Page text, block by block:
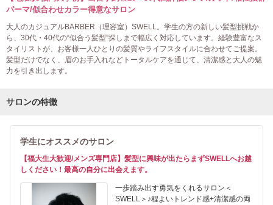
パーマ/似合わせカラー得意なサロン
大人のカジュアルBARBER（理容室）SWELL。学生の方の新しい髪型挑戦か
ら、30代・40代の“似合う髪型”探しまで幅広く対応しています。経験豊富なス
タイリストが、お客様一人ひとりの髪質やライフスタイルに合わせてご提案。
髪型だけでなく、眉のお手入れなどトータルケアを通じて、清潔感と大人の魅
力を引き出します。
サロンの特徴
学生にオススメのサロン
【福大生大歓迎/メンズ専門店】髪型に興味が出たらまずSWELLへお越
しください！最高の自分に出会えます。
一歩踏み出す勇気をくれるサロン＜
SWELL＞♪程よいトレンド感+清潔感の両